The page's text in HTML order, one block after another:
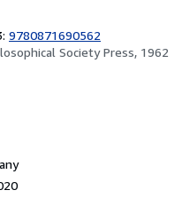
9780871690562
Society Press, 1962